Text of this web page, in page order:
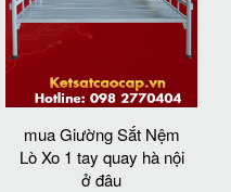
mua Giường Sắt Nệm
Lò Xo 1 tay quay hà nội
ở đâu